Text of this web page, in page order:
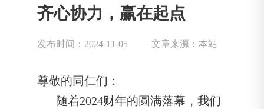
齐心协力，赢在起点
发布时间：2024-11-05 文章来源：本站
尊敬的同仁们：
随着2024财年的圆满落幕，我们